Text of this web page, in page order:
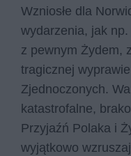
Wzniosłe dla
wydarzenia, jak
z pewnym Żydem,
tragicznej
Zjednoczonych.
katastrofalne,
Przyjaźń Polaka i
wyjątkowo